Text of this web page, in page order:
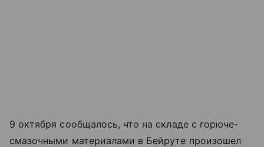
9 октября сообщалось, что на складе с горюче-
смазочными материалами в Бейруте произошел